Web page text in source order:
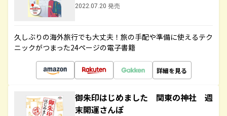
2022.07.20 発売
久しぶりの海外旅行でも大丈夫！旅の手配や準備に使えるテク
ニックがつまった24ページの電子書籍
詳細を見る
御朱印はじめました 関東の神社 週
末開運さんぽ